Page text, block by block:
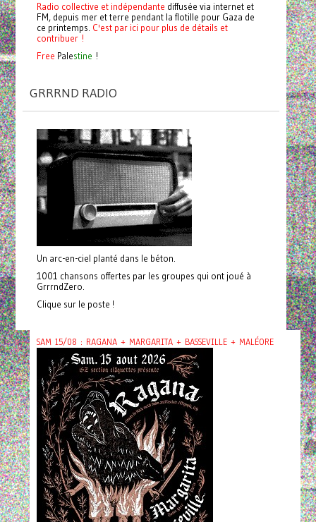
Radio collective et indépendante diffusée via internet et
FM, depuis mer et terre pendant la flotille pour Gaza de
ce printemps. C'est par ici pour plus de détails et
contribuer !
Free Palestine !
GRRRND RADIO
Un arc-en-ciel planté dans le béton.
1001 chansons offertes par les groupes qui ont joué à
GrrrndZero.
Clique sur le poste !
SAM 15/08 : RAGANA + MARGARITA + BASSEVILLE + MALÉORE